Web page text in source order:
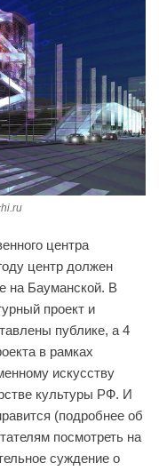
центра
центр должен
на Бауманской. В
проект и
публике, а 4
в рамках
искусству
культуры РФ. И
(подробнее об
посмотреть на
суждение о